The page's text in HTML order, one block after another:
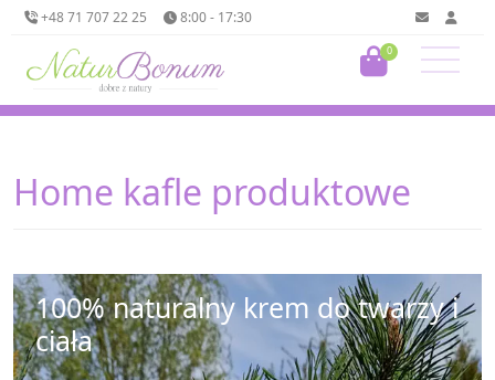
+48 71 707 22 25 8:00 - 17:30
0
Home kafle produktowe
100% naturalny krem do twarzy i
ciała